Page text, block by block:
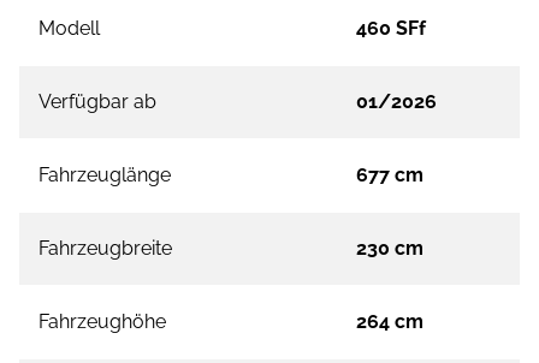
Modell 460 SFf
Verfügbar ab 01/2026
Fahrzeuglänge 677 cm
Fahrzeugbreite 230 cm
Fahrzeughöhe 264 cm